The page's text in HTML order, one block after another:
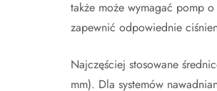
także może wymagać pomp
zapewnić odpowiednie
Najczęściej stosowane
mm). Dla systemów